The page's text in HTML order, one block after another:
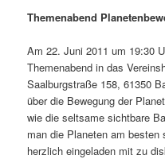
Themenabend
Am 22. Juni 2011 um 19:30
Themenabend in das
Saalburgstraße 158, 61350
über die Bewegung der
wie die seltsame sichtbare
man die Planeten am
herzlich eingeladen mit zu